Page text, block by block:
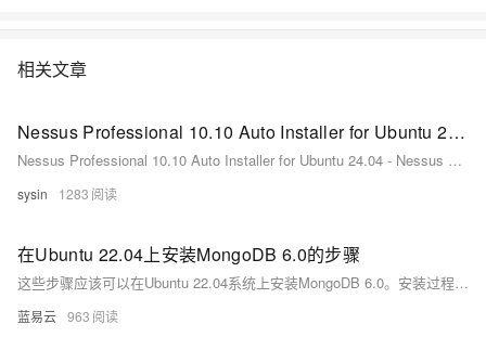
相关文章
Nessus Professional 10.10 Auto Installer for Ubuntu 24.04 - Nessus 自动化安装程序
Nessus Professional 10.10 Auto Installer for Ubuntu 24.04 - Nessus 自动化安装程序
sysin 1283
在Ubuntu 22.04上安装MongoDB 6.0的步骤
这些步骤应该可以在Ubuntu 22.04系统上安装MongoDB 6.0。安装过程中，如果遇到任何问题，可以查阅MongoDB的官方文档或者Ubuntu的相关帮助文档，这些资源通常提供了解决特定问题的详细指导。
蓝易云 963